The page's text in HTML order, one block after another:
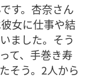
す。杏奈さん
女に仕事や結
ました。そう
て、手巻き寿
そう。2人から